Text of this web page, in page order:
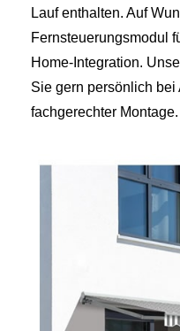
Lauf enthalten. Auf
Fernsteuerungsmodul
Home-Integration.
Sie gern persönlich
fachgerechter Montage.